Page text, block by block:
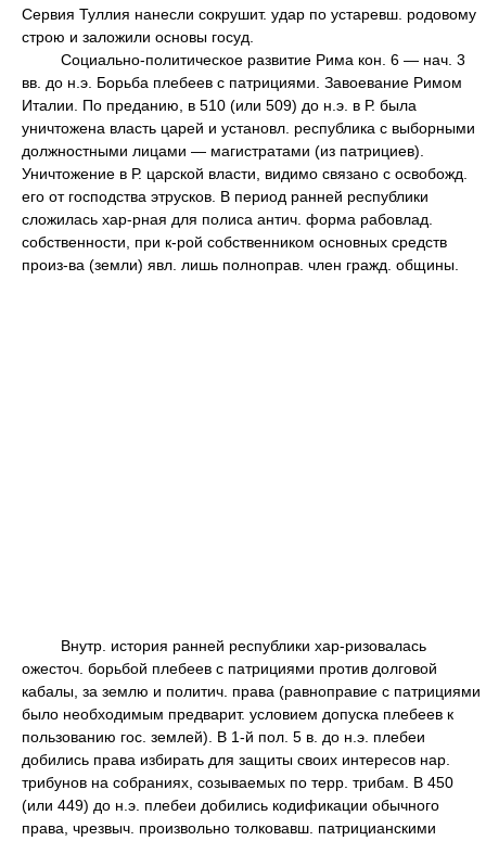
Сервия Туллия нанесли сокрушит. удар по устаревш. родовому
строю и заложили основы госуд.
Социально-политическое развитие Рима кон. 6 — нач. 3
вв. до н.э. Борьба плебеев с патрициями. Завоевание Римом
Италии. По преданию, в 510 (или 509) до н.э. в Р. была
уничтожена власть царей и установл. республика с выборными
должностными лицами — магистратами (из патрициев).
Уничтожение в Р. царской власти, видимо связано с освобожд.
его от господства этрусков. В период ранней республики
сложилась хар-рная для полиса антич. форма рабовлад.
собственности, при к-рой собственником основных средств
произ-ва (земли) явл. лишь полноправ. член гражд. общины.
Внутр. история ранней республики хар-ризовалась
ожесточ. борьбой плебеев с патрициями против долговой
кабалы, за землю и политич. права (равноправие с патрициями
было необходимым предварит. условием допуска плебеев к
пользованию гос. землей). В 1-й пол. 5 в. до н.э. плебеи
добились права избирать для защиты своих интересов нар.
трибунов на собраниях, созываемых по терр. трибам. В 450
(или 449) до н.э. плебеи добились кодификации обычного
права, чрезвыч. произвольно толковавш. патрицианскими